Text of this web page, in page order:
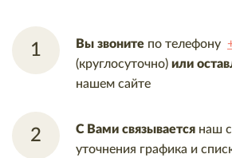
Вы звоните по телефону
(круглосуточно) или
нашем сайте
С Вами связывается наш
уточнения графика и